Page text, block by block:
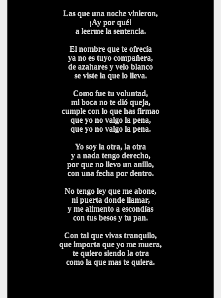
Las que una noche vinieron,
¡Ay por qué!
a leerme la sentencia.
El nombre que te ofrecía
ya no es tuyo compañera,
de azahares y velo blanco
se viste la que lo lleva.
Como fue tu voluntad,
mi boca no te dió queja,
cumple con lo que has firmao
que yo no valgo la pena,
que yo no valgo la pena.
Yo soy la otra, la otra
y a nada tengo derecho,
por que no llevo un anillo,
con una fecha por dentro.
No tengo ley que me abone,
ni puerta donde llamar,
y me alimento a escondías
con tus besos y tu pan.
Con tal que vivas tranquilo,
que importa que yo me muera,
te quiero siendo la otra
como la que mas te quiera.